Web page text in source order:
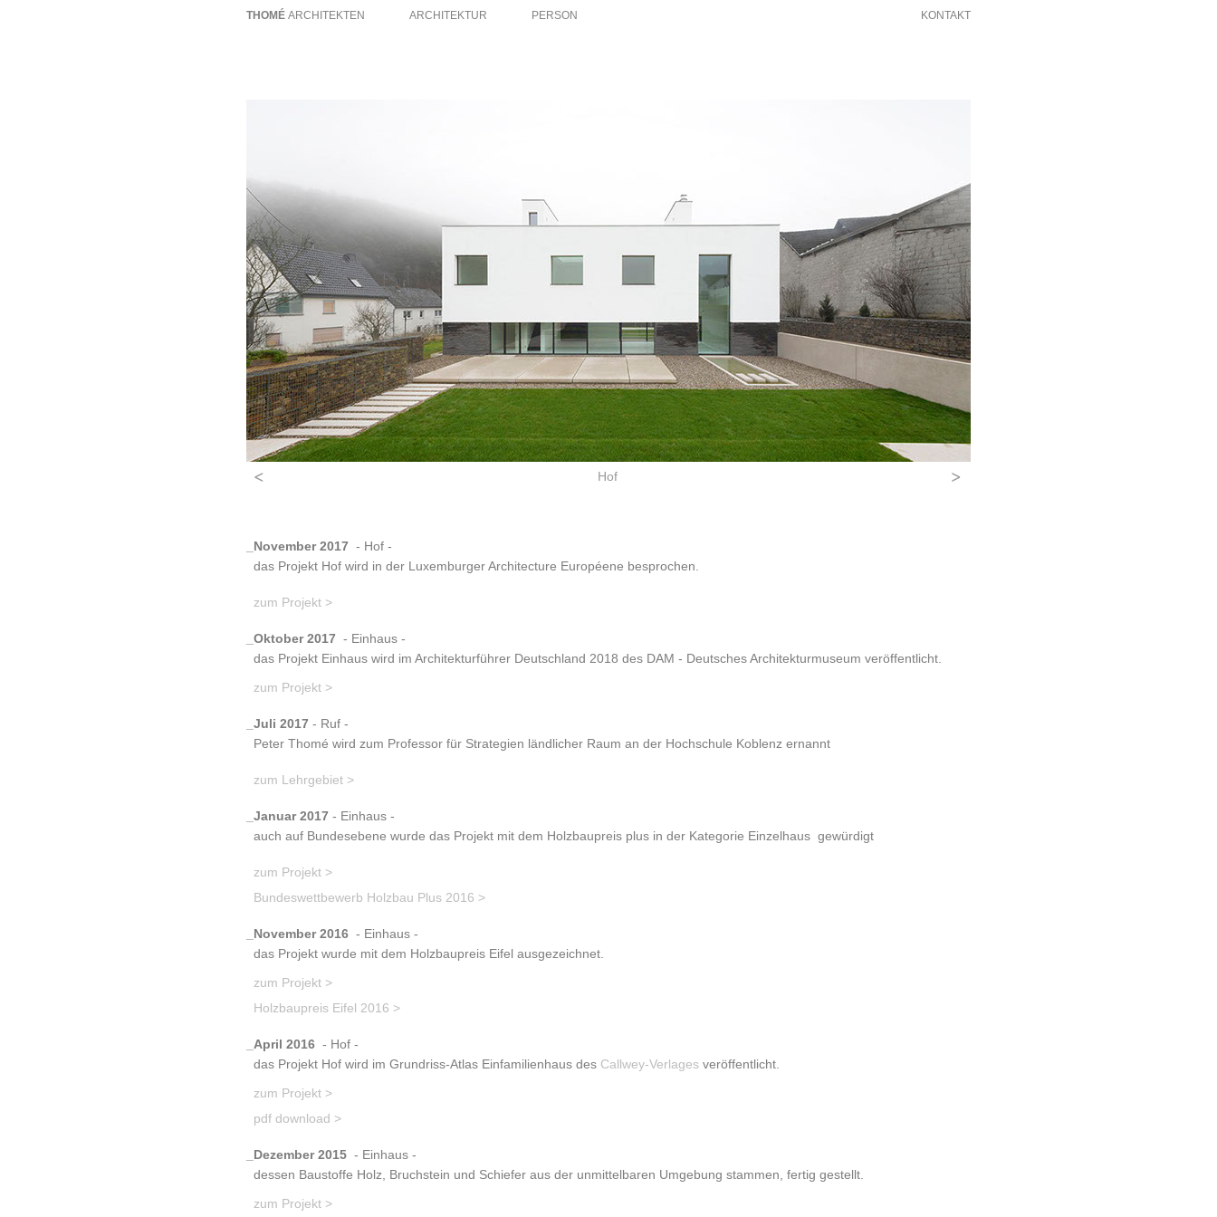
THOMÉ ARCHITEKTEN ARCHITEKTUR PERSON KONTAKT
Hof
< >
_November 2017 - Hof -
das Projekt Hof wird in der Luxemburger Architecture Européene besprochen.
zum Projekt >
_Oktober 2017 - Einhaus -
das Projekt Einhaus wird im Architekturführer Deutschland 2018 des DAM - Deutsches Architekturmuseum veröffentlicht.
zum Projekt >
_Juli 2017 - Ruf -
Peter Thomé wird zum Professor für Strategien ländlicher Raum an der Hochschule Koblenz ernannt
zum Lehrgebiet >
_Januar 2017 - Einhaus -
auch auf Bundesebene wurde das Projekt mit dem Holzbaupreis plus in der Kategorie Einzelhaus gewürdigt
zum Projekt >
Bundeswettbewerb Holzbau Plus 2016 >
_November 2016 - Einhaus -
das Projekt wurde mit dem Holzbaupreis Eifel ausgezeichnet.
zum Projekt >
Holzbaupreis Eifel 2016 >
_April 2016 - Hof -
das Projekt Hof wird im Grundriss-Atlas Einfamilienhaus des Callwey-Verlages veröffentlicht.
zum Projekt >
pdf download >
_Dezember 2015 - Einhaus -
dessen Baustoffe Holz, Bruchstein und Schiefer aus der unmittelbaren Umgebung stammen, fertig gestellt.
zum Projekt >